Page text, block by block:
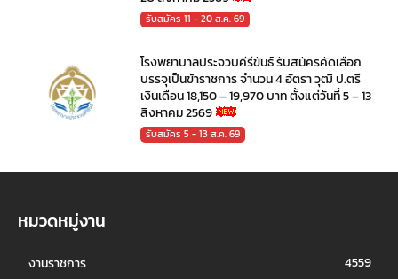
รับสมัคร 11 - 20 ส.ค. 69
โรงพยาบาลประจวบคีรีขันธ์ รับสมัครคัดเลือก
บรรจุเป็นข้าราชการ จำนวน 4 อัตรา วุฒิ ป.ตรี
เงินเดือน 18,150 – 19,970 บาท ตั้งแต่วันที่ 5 – 13
สิงหาคม 2569
รับสมัคร 5 - 13 ส.ค. 69
หมวดหมู่งาน
งานราชการ
4559